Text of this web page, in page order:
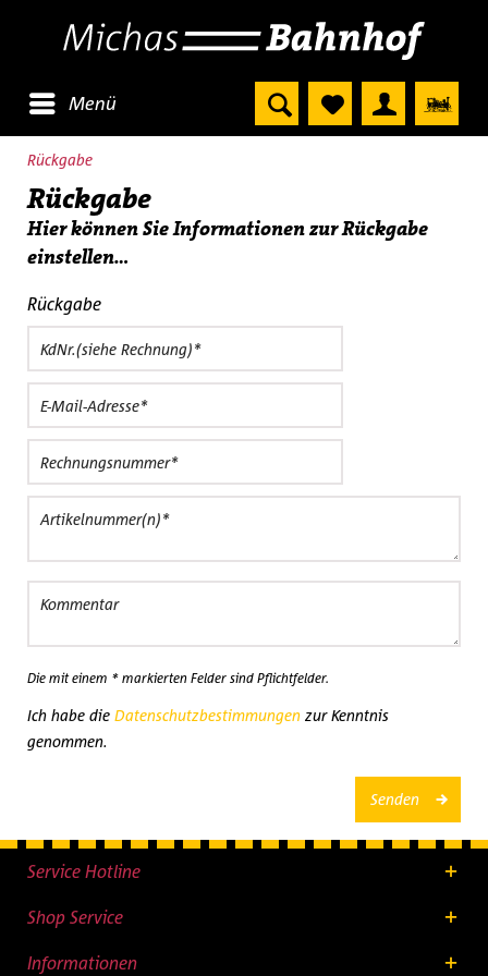
Menü
Rückgabe
Rückgabe
Hier können Sie Informationen zur Rückgabe
einstellen...
Rückgabe
Die mit einem * markierten Felder sind Pflichtfelder.
Ich habe die Datenschutzbestimmungen zur Kenntnis
genommen.
Senden
Service Hotline
Shop Service
Informationen